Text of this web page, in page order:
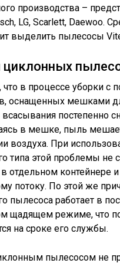
производства –
LG, Scarlett, Daewoo.
выделить пылесосы
что в процессе уборки с
оснащенных мешками
постепенно
в мешке, пыль
воздуха. При
типа этой проблемы не
в отдельном контейнере
потоку. По этой же
пылесоса работает в
щадящем режиме, что
на сроке его службы.
пылесосом не